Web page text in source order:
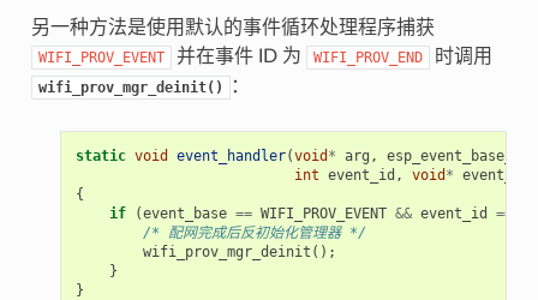
另一种方法是使用默认的事件循环处理程序捕获
WIFI_PROV_EVENT 并在事件 ID 为 WIFI_PROV_END 时调用
wifi_prov_mgr_deinit() ：
static void event_handler(void * arg , esp_event_base_t
int event_id , void *
{
if
(event_base == WIFI_PROV_EVENT && event_id ==
/* 配网完成后反初始化管理器 */
wifi_prov_mgr_deinit ();
}
}